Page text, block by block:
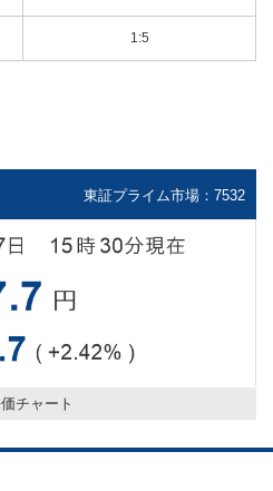
1:5
東証プライム市場：7532
チャート